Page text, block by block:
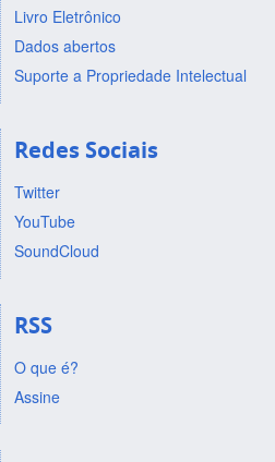
Livro Eletrônico
Dados abertos
Suporte a Propriedade Intelectual
Redes Sociais
Twitter
YouTube
SoundCloud
RSS
O que é?
Assine